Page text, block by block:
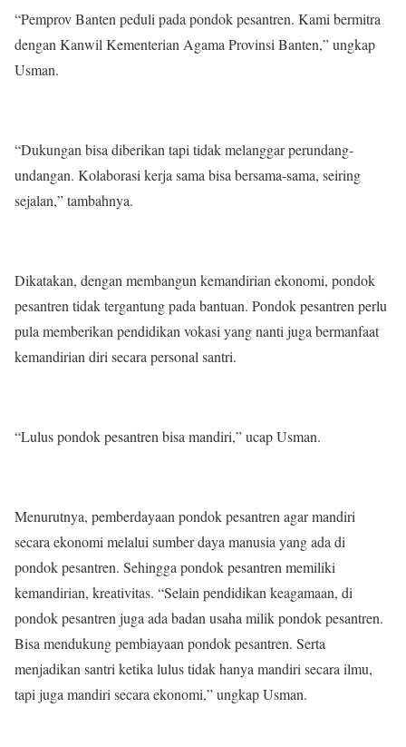
“Pemprov Banten peduli pada pondok pesantren. Kami bermitra
dengan Kanwil Kementerian Agama Provinsi Banten,” ungkap
Usman.
“Dukungan bisa diberikan tapi tidak melanggar perundang-
undangan. Kolaborasi kerja sama bisa bersama-sama, seiring
sejalan,” tambahnya.
Dikatakan, dengan membangun kemandirian ekonomi, pondok
pesantren tidak tergantung pada bantuan. Pondok pesantren perlu
pula memberikan pendidikan vokasi yang nanti juga bermanfaat
kemandirian diri secara personal santri.
“Lulus pondok pesantren bisa mandiri,” ucap Usman.
Menurutnya, pemberdayaan pondok pesantren agar mandiri
secara ekonomi melalui sumber daya manusia yang ada di
pondok pesantren. Sehingga pondok pesantren memiliki
kemandirian, kreativitas. “Selain pendidikan keagamaan, di
pondok pesantren juga ada badan usaha milik pondok pesantren.
Bisa mendukung pembiayaan pondok pesantren. Serta
menjadikan santri ketika lulus tidak hanya mandiri secara ilmu,
tapi juga mandiri secara ekonomi,” ungkap Usman.